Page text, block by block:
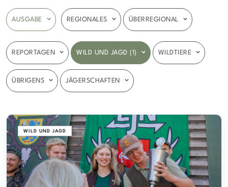
AUSGABE REGIONALES ÜBERREGIONAL
REPORTAGEN WILD UND JAGD (1) WILDTIERE
ÜBRIGENS JÄGERSCHAFTEN
WILD UND JAGD